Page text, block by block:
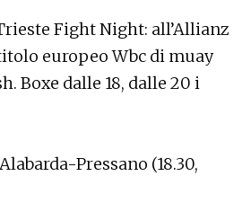
Fight Night: all’Allianz
europeo Wbc di muay
Boxe dalle 18, dalle 20 i
Pressano (18.30,